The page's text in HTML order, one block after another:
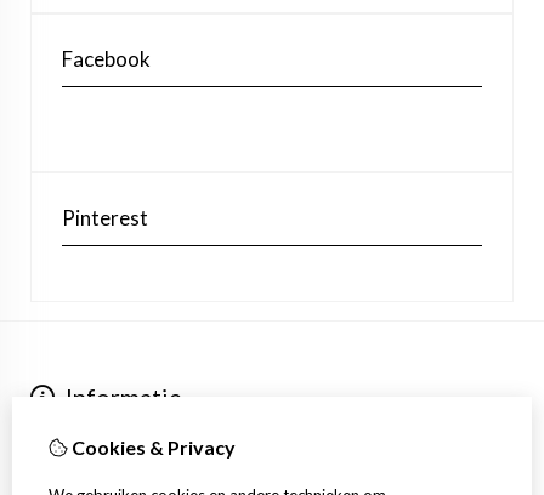
Facebook
Pinterest
Informatie
Verzending
Extra
Cookies & Privacy